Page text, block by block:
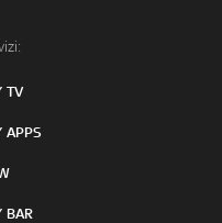
TV
APPS
BAR